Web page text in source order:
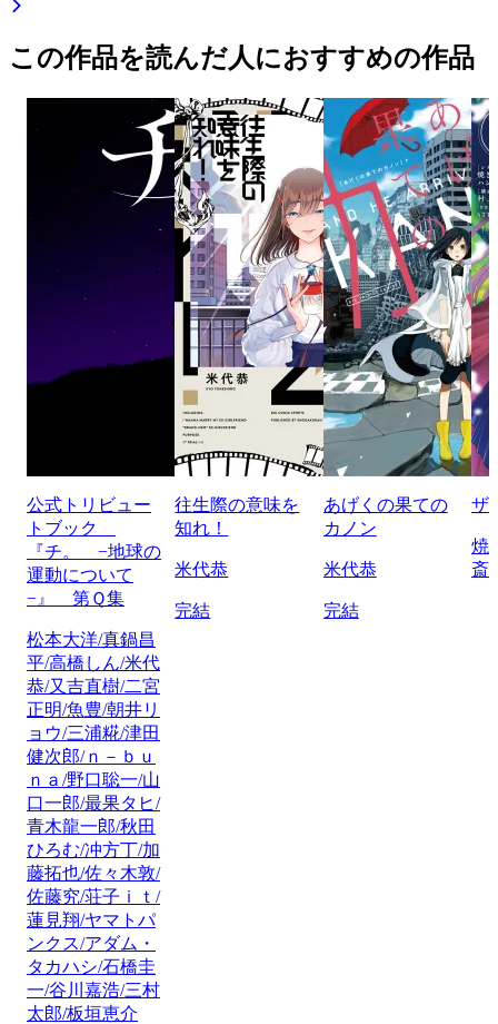
この作品を読んだ人におすすめの作品
公式トリビュー
トブック
『チ。 −地球の
運動について
−』 第Ｑ集
松本大洋/真鍋昌
平/高橋しん/米代
恭/又吉直樹/二宮
正明/魚豊/朝井リ
ョウ/三浦糀/津田
健次郎/ｎ－ｂｕ
ｎａ/野口聡一/山
口一郎/最果タヒ/
青木龍一郎/秋田
ひろむ/冲方丁/加
藤拓也/佐々木敦/
佐藤究/荘子ｉｔ/
蓮見翔/ヤマトパ
ンクス/アダム・
タカハシ/石橋圭
一/谷川嘉浩/三村
太郎/板垣恵介
往生際の意味を
知れ！
米代恭
完結
あげくの果ての
カノン
米代恭
完結
ザ
焼
斎